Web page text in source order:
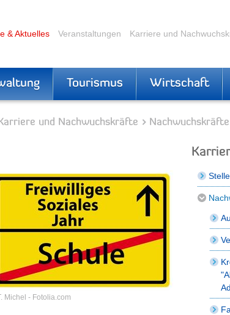
& Aktuelles Veranstaltungen Karriere und
Tourismus Wirtschaft
und Nachwuchskräfte Nachwuchskräfte
Michel - Fotolia.com